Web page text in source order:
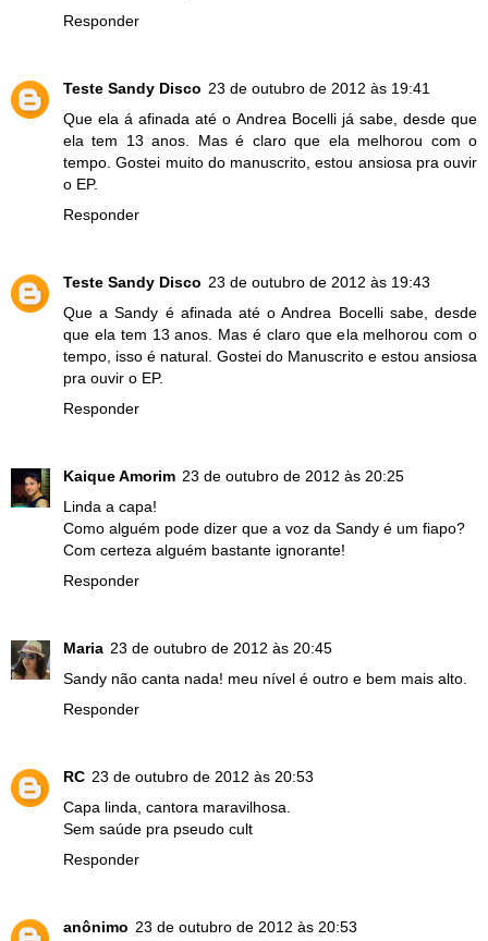
Responder
Teste Sandy Disco 23 de outubro de 2012 às 19:41
Que ela á afinada até o Andrea Bocelli já sabe, desde que
ela tem 13 anos. Mas é claro que ela melhorou com o
tempo. Gostei muito do manuscrito, estou ansiosa pra ouvir
o EP.
Responder
Teste Sandy Disco 23 de outubro de 2012 às 19:43
Que a Sandy é afinada até o Andrea Bocelli sabe, desde
que ela tem 13 anos. Mas é claro que ela melhorou com o
tempo, isso é natural. Gostei do Manuscrito e estou ansiosa
pra ouvir o EP.
Responder
Kaique Amorim 23 de outubro de 2012 às 20:25
Linda a capa!
Como alguém pode dizer que a voz da Sandy é um fiapo?
Com certeza alguém bastante ignorante!
Responder
Maria 23 de outubro de 2012 às 20:45
Sandy não canta nada! meu nível é outro e bem mais alto.
Responder
RC 23 de outubro de 2012 às 20:53
Capa linda, cantora maravilhosa.
Sem saúde pra pseudo cult
Responder
anônimo 23 de outubro de 2012 às 20:53